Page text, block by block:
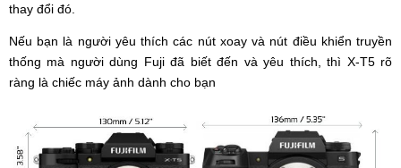
thay đổi đó.
Nếu bạn là người yêu thích các nút xoay và nút điều khiển truyền
thống mà người dùng Fuji đã biết đến và yêu thích, thì X-T5 rõ
ràng là chiếc máy ảnh dành cho bạn